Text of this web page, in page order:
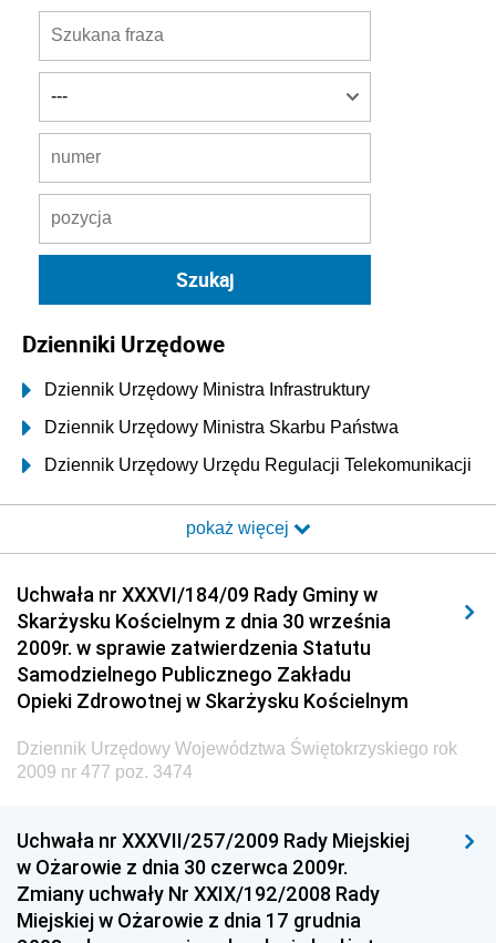
Dzienniki Urzędowe
Dziennik Urzędowy Ministra Infrastruktury
Dziennik Urzędowy Ministra Skarbu Państwa
Dziennik Urzędowy Urzędu Regulacji Telekomunikacji
Dziennik Urzędowy Ministra Transportu i Budownictwa
Elektronicznej
Dziennik Urzędowy Ministra Spraw Wewnętrznych i
Administracji
Dziennik Urzędowy Ministra Transportu
Dziennik Urzędowy Ministra Budownictwa
Dziennik Urzędowy Ministra Nauki i Szkolnictwa
Dziennik Urzędowy Głównego Urzędu Miar
Dziennik Urzędowy Ministra Rolnictwa i Rozwoju Wsi
Dziennik Urzędowy Ministra Edukacji Narodowej i
Sportu
pokaż więcej
Uchwała nr XXXVI/184/09 Rady Gminy w
Skarżysku Kościelnym z dnia 30 września
2009r. w sprawie zatwierdzenia Statutu
Samodzielnego Publicznego Zakładu
Opieki Zdrowotnej w Skarżysku Kościelnym
Dziennik Urzędowy Województwa Świętokrzyskiego rok
2009 nr 477 poz. 3474
Uchwała nr XXXVII/257/2009 Rady Miejskiej
w Ożarowie z dnia 30 czerwca 2009r.
Zmiany uchwały Nr XXIX/192/2008 Rady
Miejskiej w Ożarowie z dnia 17 grudnia